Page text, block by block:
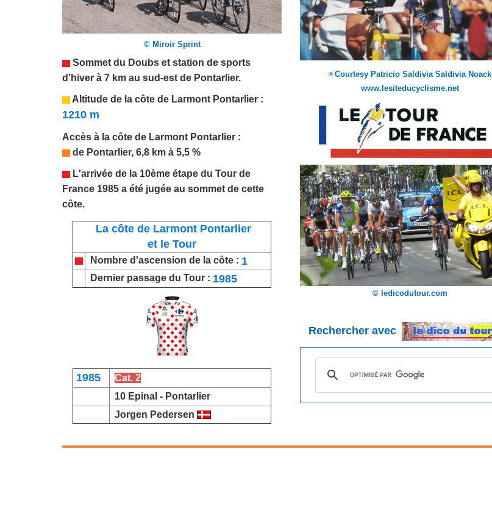
© Miroir Sprint
Sommet du Doubs et station de sports
d'hiver à 7 km au sud-est de Pontarlier.
Altitude de la côte de Larmont Pontarlier :
1210 m
Accès à la côte de Larmont Pontarlier :
de Pontarlier, 6,8 km à 5,5 %
L'arrivée de la 10ème étape du Tour de
France 1985 a été jugée au sommet de cette
côte.
La côte de Larmont Pontarlier
et le Tour
Nombre d'ascension de la côte : 1
Dernier passage du Tour : 1985
1985
Cat. 2
10 Epinal - Pontarlier
Jorgen Pedersen
© Courtesy Patricio Saldivia Saldivia Noack
www.lesiteducyclisme.net
© ledicodutour.com
Rechercher avec